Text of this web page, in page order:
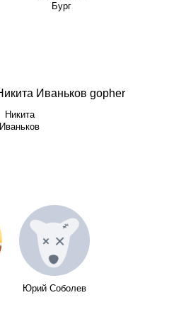
Бург
Никита
Иваньков
Юрий Соболев